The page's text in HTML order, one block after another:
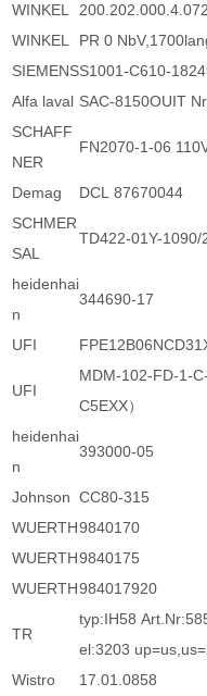
WINKEL
200.202.000.4.072
WINKEL
PR 0
SIEMENSS1001-C610-
Alfa laval SAC-8150OUIT
SCHAFF
NER
FN2070-1-06
Demag
DCL 87670044
SCHMER
SAL
TD422-01Y-1090/
heidenhai
n
344690-17
UFI
UFI
MDM-102-FD-1-
C5EXX）
heidenhai
n
393000-05
Johnson CC80-315
WUERTH9840170
WUERTH9840175
WUERTH984017920
TR
typ:IH58
el:3203
Wistro
17.01.0858